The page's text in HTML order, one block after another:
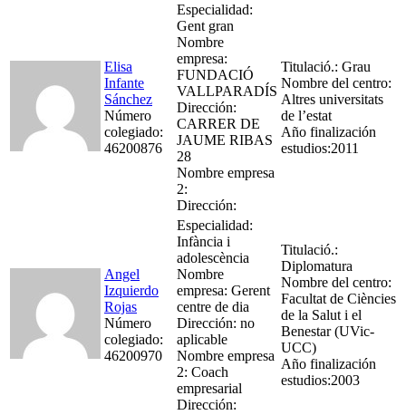
Elisa
Infante
Sánchez
Número
colegiado:
46200876
Especialidad:
Gent gran
Nombre
empresa:
FUNDACIÓ
VALLPARADÍS
Dirección:
CARRER DE
JAUME RIBAS
28
Nombre empresa
2:
Dirección:
Titulació.: Grau
Nombre del centro:
Altres universitats
de l’estat
Año finalización
estudios:2011
Angel
Izquierdo
Rojas
Número
colegiado:
46200970
Especialidad:
Infància i
adolescència
Nombre
empresa: Gerent
centre de dia
Dirección: no
aplicable
Nombre empresa
2: Coach
empresarial
Dirección:
Titulació.:
Diplomatura
Nombre del centro:
Facultat de Ciències
de la Salut i el
Benestar (UVic-
UCC)
Año finalización
estudios:2003